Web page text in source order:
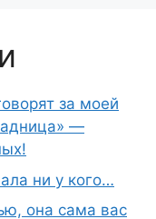
за моей
—
ни у кого…
она сама вас